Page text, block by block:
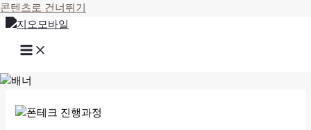
콘텐츠로 건너뛰기